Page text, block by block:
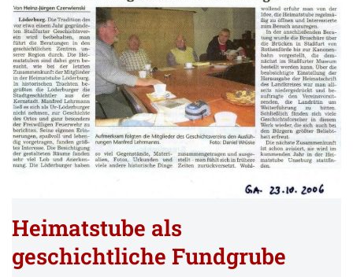
Heimatstube als
geschichtliche Fundgrube